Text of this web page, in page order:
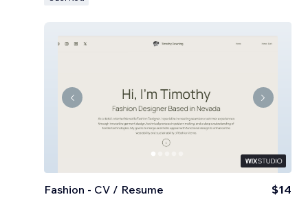
Fashion - CV / Resume $14